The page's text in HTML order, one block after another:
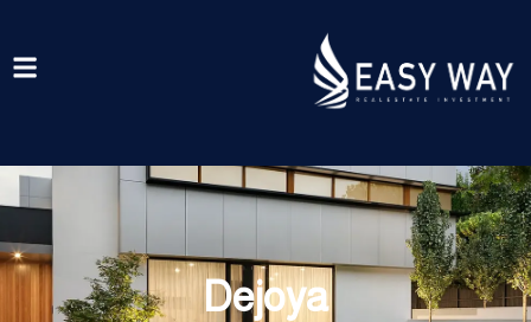
المحتوى
Dejoya